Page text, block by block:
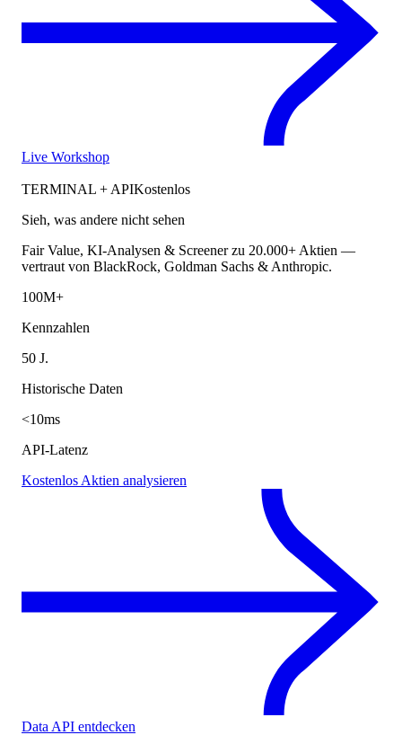
Live Workshop
TERMINAL + APIKostenlos
Sieh, was andere nicht sehen
Fair Value, KI-Analysen & Screener zu 20.000+ Aktien —
vertraut von BlackRock, Goldman Sachs & Anthropic.
100M+
Kennzahlen
50 J.
Historische Daten
<10ms
API-Latenz
Kostenlos Aktien analysieren
Data API entdecken